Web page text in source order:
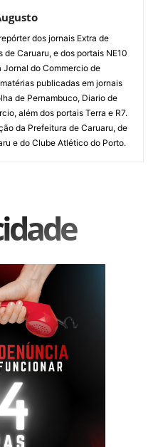
dos jornais Extra de
de Caruaru, e dos portais NE10
Jornal do Commercio de
publicadas em jornais
de Pernambuco, Diario de
além dos portais Terra e R7.
da Prefeitura de Caruaru, de
e do Clube Atlético do Porto.